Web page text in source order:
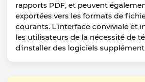
rapports PDF, et peuvent
exportées vers les formats de
courants. L'interface conviviale et
les utilisateurs de la nécessité de
d'installer des logiciels